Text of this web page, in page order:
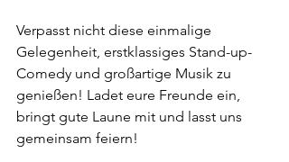
Verpasst nicht diese einmalige
Gelegenheit, erstklassiges Stand-up-
Comedy und großartige Musik zu
genießen! Ladet eure Freunde ein,
bringt gute Laune mit und lasst uns
gemeinsam feiern!